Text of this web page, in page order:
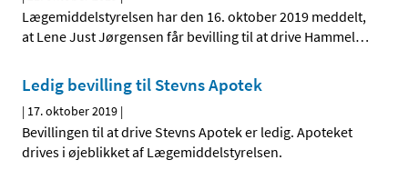
Lægemiddelstyrelsen har den 16. oktober 2019 meddelt,
at Lene Just Jørgensen får bevilling til at drive Hammel…
Ledig bevilling til Stevns Apotek
| 17. oktober 2019 |
Bevillingen til at drive Stevns Apotek er ledig. Apoteket
drives i øjeblikket af Lægemiddelstyrelsen.